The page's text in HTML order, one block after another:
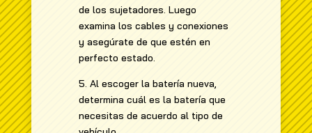
de los sujetadores. Luego
examina los cables y conexiones
y asegúrate de que estén en
perfecto estado.
5. Al escoger la batería nueva,
determina cuál es la batería que
necesitas de acuerdo al tipo de